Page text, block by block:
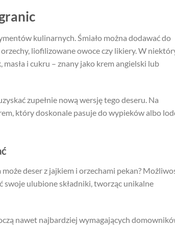
kulinarnych. Śmiało można dodawać do
liofilizowane owoce czy likiery. W
i cukru – znany jako krem angielski lub
zupełnie nową wersję tego deseru. Na
który doskonale pasuje do wypieków albo
deser z jajkiem i orzechami pekan?
swoje ulubione składniki, tworząc unikalne
nawet najbardziej wymagających